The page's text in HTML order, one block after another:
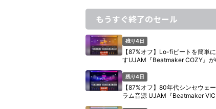
もうすぐ終了のセール
残り4日
【87%オフ】Lo-fiビートを簡単
すUJAM『Beatmaker COZY』が
残り4日
【87%オフ】80年代シンセウェ
ラム音源 UJAM『Beatmaker